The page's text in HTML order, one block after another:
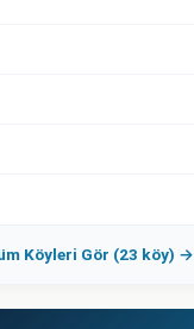
Köyleri Gör (23 köy) →